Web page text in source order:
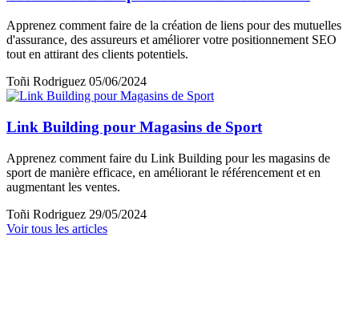
Apprenez comment faire de la création de liens pour des mutuelles
d'assurance, des assureurs et améliorer votre positionnement SEO
tout en attirant des clients potentiels.
Toñi Rodriguez 05/06/2024
Link Building pour Magasins de Sport
Apprenez comment faire du Link Building pour les magasins de
sport de manière efficace, en améliorant le référencement et en
augmentant les ventes.
Toñi Rodriguez 29/05/2024
Voir tous les articles